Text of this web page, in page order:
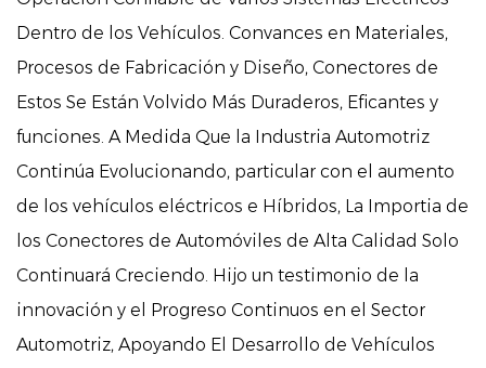
Dentro de los Vehículos. Convances en Materiales,
Procesos de Fabricación y Diseño, Conectores de
Estos Se Están Volvido Más Duraderos, Eficantes y
funciones. A Medida Que la Industria Automotriz
Continúa Evolucionando, particular con el aumento
de los vehículos eléctricos e Híbridos, La Importia de
los Conectores de Automóviles de Alta Calidad Solo
Continuará Creciendo. Hijo un testimonio de la
innovación y el Progreso Continuos en el Sector
Automotriz, Apoyando El Desarrollo de Vehículos